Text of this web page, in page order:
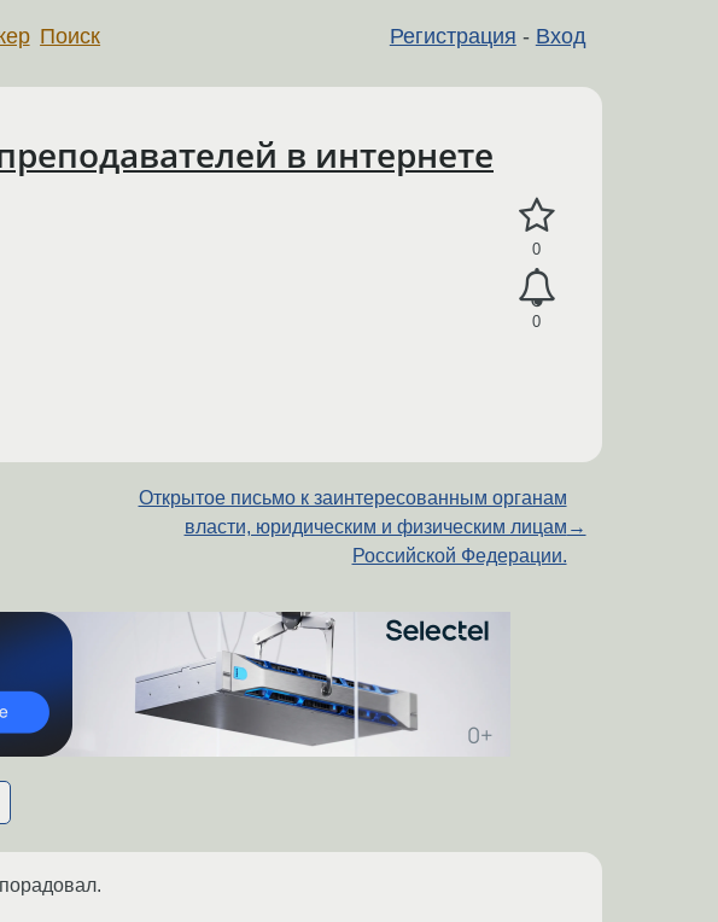
Регистрация - Вход
Поиск
в интернете
0
0
Открытое письмо к заинтересованным органам
власти, юридическим и физическим лицам
Российской Федерации.
→